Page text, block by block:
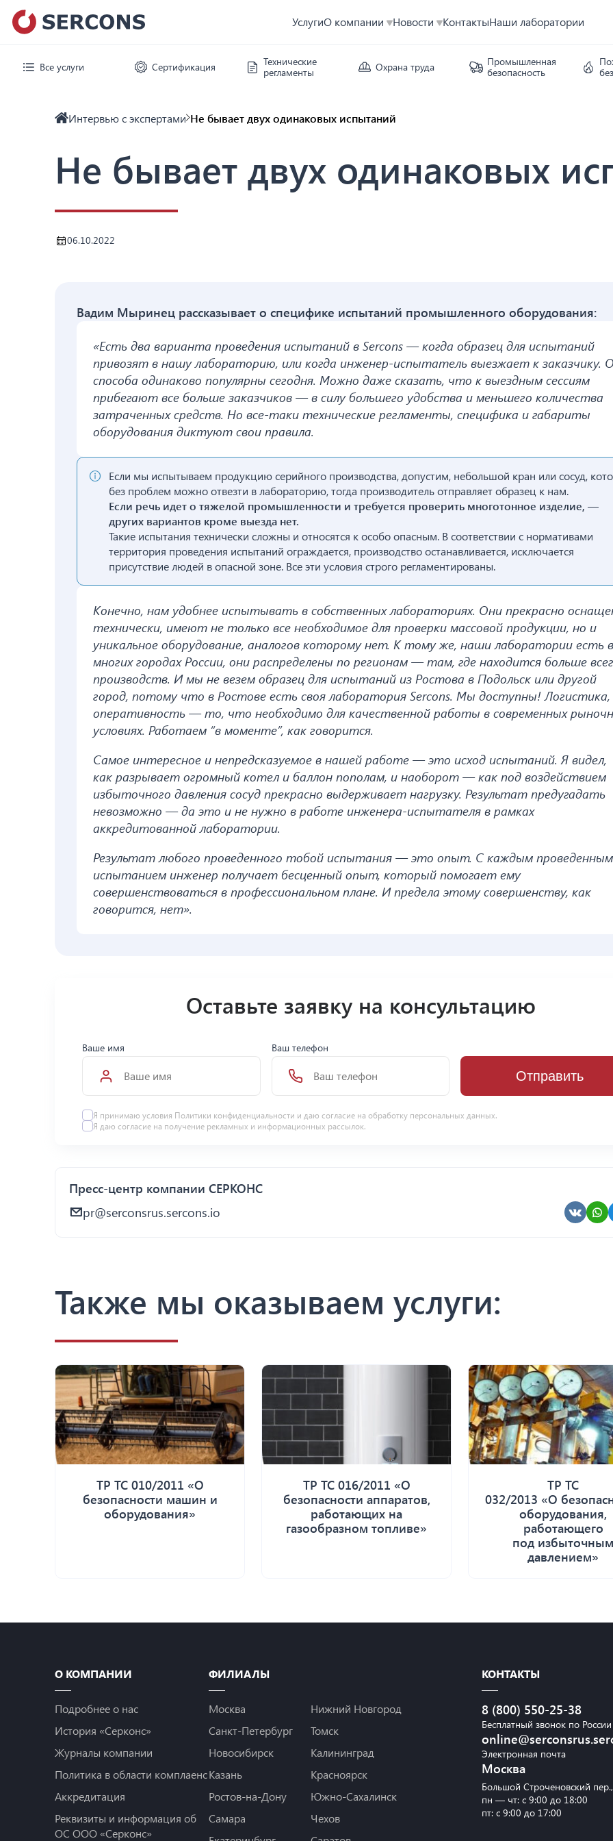
УслугиО компании Новости КонтактыНаши лаборатории
Все услуги Сертификация
Технические
регламенты
Охрана труда
Промышленная
безопасность
Интервью с экспертами Не бывает двух одинаковых испытаний
Не бывает двух одинаковых
06.10.2022
Вадим Мыринец рассказывает о специфике испытаний промышленного оборудования:
«Есть два варианта проведения испытаний в Sercons — когда образец для испытаний
привозят в нашу лабораторию, или когда инженер-испытатель выезжает к заказчику.
способа одинаково популярны сегодня. Можно даже сказать, что к выездным сессиям
прибегают все больше заказчиков — в силу большего удобства и меньшего количества
затраченных средств. Но все-таки технические регламенты, специфика и габариты
оборудования диктуют свои правила.
Если мы испытываем продукцию серийного производства, допустим, небольшой кран или сосуд,
без проблем можно отвезти в лабораторию, тогда производитель отправляет образец к нам.
Если речь идет о тяжелой промышленности и требуется проверить многотонное изделие, —
других вариантов кроме выезда нет.
Такие испытания технически сложны и относятся к особо опасным. В соответствии с нормативами
территория проведения испытаний ограждается, производство останавливается, исключается
присутствие людей в опасной зоне. Все эти условия строго регламентированы.
Конечно, нам удобнее испытывать в собственных лабораториях. Они прекрасно
технически, имеют не только все необходимое для проверки массовой продукции, но и
уникальное оборудование, аналогов которому нет. К тому же, наши лаборатории есть
многих городах России, они распределены по регионам — там, где находится больше
производств. И мы не везем образец для испытаний из Ростова в Подольск или другой
город, потому что в Ростове есть своя лаборатория Sercons. Мы доступны! Логистика,
оперативность — то, что необходимо для качественной работы в современных
условиях. Работаем “в моменте”, как говорится.
Самое интересное и непредсказуемое в нашей работе — это исход испытаний. Я видел,
как разрывает огромный котел и баллон пополам, и наоборот — как под воздействием
избыточного давления сосуд прекрасно выдерживает нагрузку. Результат предугадать
невозможно — да это и не нужно в работе инженера-испытателя в рамках
аккредитованной лаборатории.
Результат любого проведенного тобой испытания — это опыт. С каждым проведенным
испытанием инженер получает бесценный опыт, который помогает ему
совершенствоваться в профессиональном плане. И предела этому совершенству, как
говорится, нет».
Оставьте заявку на консультацию
Ваше имя Ваш телефон
Отправить
Я принимаю условия Политики конфиденциальности и даю согласие на обработку персональных данных.
Я даю согласие на получение рекламных и информационных рассылок.
Пресс-центр компании СЕРКОНС
pr@serconsrus.sercons.io
Также мы оказываем услуги:
ТР ТС 010/2011 «О
безопасности машин и
оборудования»
ТР ТС 016/2011 «О
безопасности аппаратов,
работающих на
газообразном топливе»
ТР ТС
032/2013 «О
оборудования,
работающего
под избыточным
давлением»
О КОМПАНИИ
Подробнее о нас
История «Серконс»
Журналы компании
Политика в области комплаенс
Аккредитация
Реквизиты и информация об
ОС ООО «Серконс»
ФИЛИАЛЫ
Москва
Санкт-Петербург
Новосибирск
Казань
Ростов-на-Дону
Самара
Нижний Новгород
Томск
Калининград
Красноярск
Южно-Сахалинск
Чехов
КОНТАКТЫ
8 (800) 550-25-38
Бесплатный звонок по России
Электронная почта
Москва
Большой Строченовский
пн — чт: с 9:00 до 18:00
пт: с 9:00 до 17:00